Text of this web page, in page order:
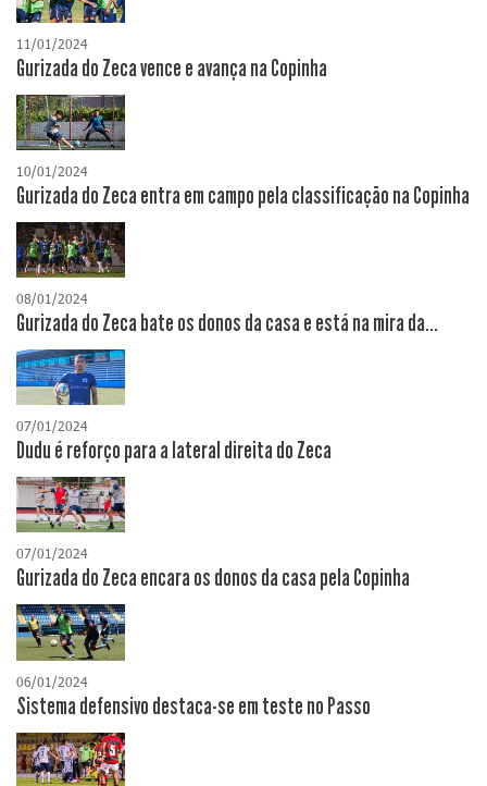
11/01/2024
Gurizada do Zeca vence e avança na Copinha
10/01/2024
Gurizada do Zeca entra em campo pela classificação na Copinha
08/01/2024
Gurizada do Zeca bate os donos da casa e está na mira da...
07/01/2024
Dudu é reforço para a lateral direita do Zeca
07/01/2024
Gurizada do Zeca encara os donos da casa pela Copinha
06/01/2024
Sistema defensivo destaca-se em teste no Passo